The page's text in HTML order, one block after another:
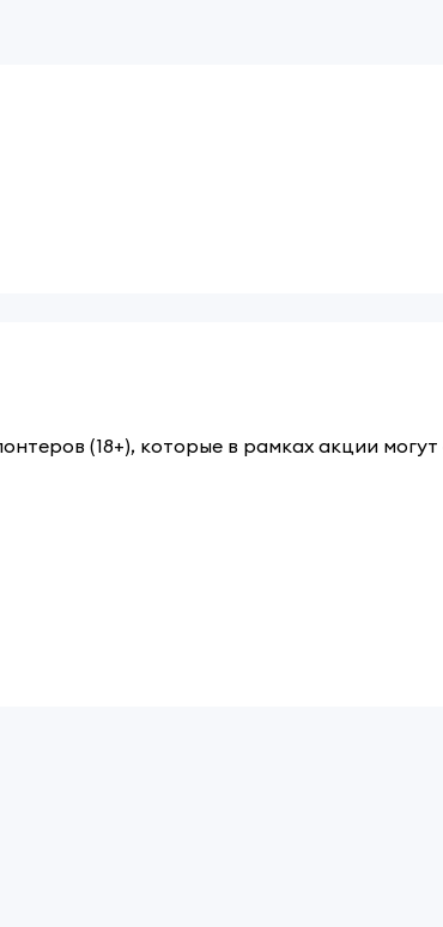
(18+), которые в рамках акции